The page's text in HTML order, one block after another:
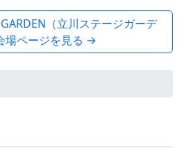
GARDEN（立川ステージガーデ
場ページを見る →